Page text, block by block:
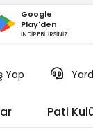
Google
Play'den
İNDİREBİLİRSİNİZ
Yap
Pati